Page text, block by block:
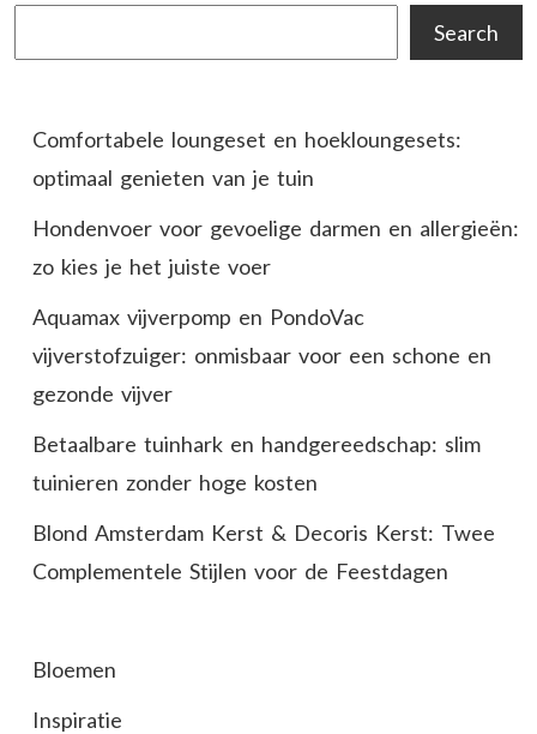
Search
Comfortabele loungeset en hoekloungesets:
optimaal genieten van je tuin
Hondenvoer voor gevoelige darmen en allergieën:
zo kies je het juiste voer
Aquamax vijverpomp en PondoVac
vijverstofzuiger: onmisbaar voor een schone en
gezonde vijver
Betaalbare tuinhark en handgereedschap: slim
tuinieren zonder hoge kosten
Blond Amsterdam Kerst & Decoris Kerst: Twee
Complementele Stijlen voor de Feestdagen
Bloemen
Inspiratie